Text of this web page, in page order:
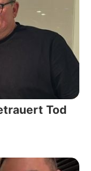
Tod